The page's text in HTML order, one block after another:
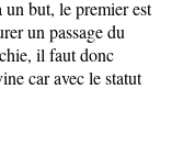
but, le premier est
un passage du
il faut donc
car avec le statut